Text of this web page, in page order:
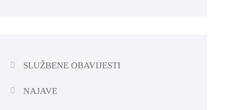
SLUŽBENE OBAVIJESTI
NAJAVE